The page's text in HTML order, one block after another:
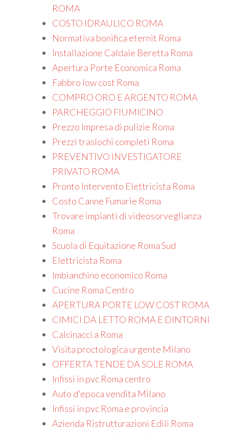
ROMA
COSTO IDRAULICO ROMA
Normativa bonifica eternit Roma
Installazione Caldaie Beretta Roma
Apertura Porte Economica Roma
Fabbro low cost Roma
COMPRO ORO E ARGENTO ROMA
PARCHEGGIO FIUMICINO
Prezzo Impresa di pulizie Roma
Prezzi traslochi completi Roma
PREVENTIVO INVESTIGATORE
PRIVATO ROMA
Pronto Intervento Elettricista Roma
Costo Canne Fumarie Roma
Trovare impianti di videosorveglianza
Roma
Scuola di Equitazione Roma Sud
Elettricista Roma
Imbianchino economico Roma
Cucine Roma Centro
APERTURA PORTE LOW COST ROMA
CIMICI DA LETTO ROMA E DINTORNI
Calcinacci a Roma
Visita proctologica urgente Milano
OFFERTA TENDE DA SOLE ROMA
Infissi in pvc Roma centro
Auto d'epoca vendita Milano
Infissi in pvc Roma e provincia
Azienda Ristrutturazioni Edili Roma